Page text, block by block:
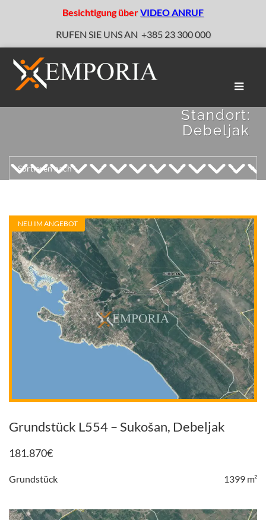
Besichtigung überVIDEO ANRUF
RUFEN SIE UNS AN +385 23 300 000
Standort:
Debeljak
NEU IM ANGEBOT
Grundstück L554 – Sukošan, Debeljak
181.870€
Grundstück 1399 m²